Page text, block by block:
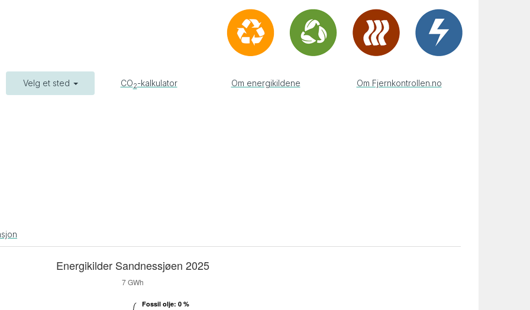
Velg et sted CO2-kalkulator Om energikildene Om Fjernkontrollen.no
Energikilder Sandnessjøen 2025
7 GWh
Fossil olje: 0 %
Fossil olje: 0 %